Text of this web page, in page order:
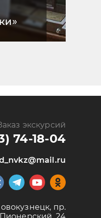
экскурсий
74-18-04
пр.